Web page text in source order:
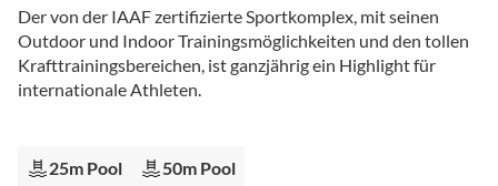
Anfang
der
Bildgalerie
springen
Der von der IAAF zertifizierte Sportkomplex, mit seinen
Outdoor und Indoor Trainingsmöglichkeiten und den tollen
Krafttrainingsbereichen, ist ganzjährig ein Highlight für
internationale Athleten.
25m Pool 50m Pool